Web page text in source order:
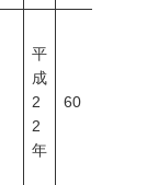
平
成
2
2
年
60